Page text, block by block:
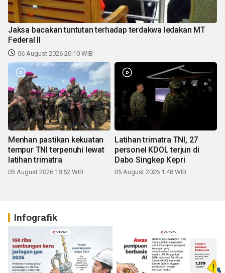
Jaksa bacakan tuntutan terhadap terdakwa ledakan MT
Federal II
06 August 2026 20:10 WIB
Menhan pastikan kekuatan
tempur TNI terpenuhi lewat
latihan trimatra
05 August 2026 18:52 WIB
Latihan trimatra TNI, 27
personel KDOL terjun di
Dabo Singkep Kepri
05 August 2026 1:48 WIB
Infografik